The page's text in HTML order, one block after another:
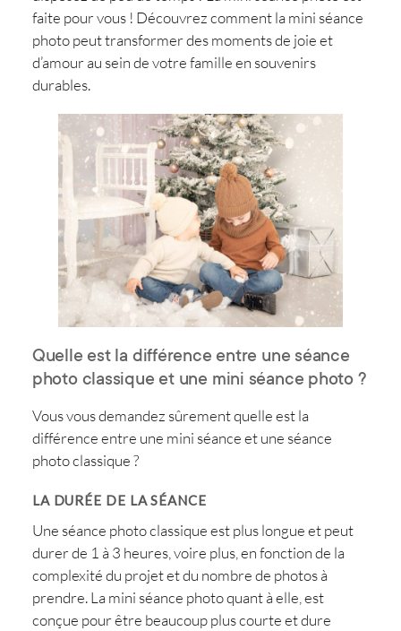
faite pour vous ! Découvrez comment la mini séance
photo peut transformer des moments de joie et
d’amour au sein de votre famille en souvenirs
durables.
Quelle est la différence entre une séance
photo classique et une mini séance photo ?
Vous vous demandez sûrement quelle est la
différence entre une mini séance et une séance
photo classique ?
LA DURÉE DE LA SÉANCE
Une séance photo classique est plus longue et peut
durer de 1 à 3 heures, voire plus, en fonction de la
complexité du projet et du nombre de photos à
prendre. La mini séance photo quant à elle, est
conçue pour être beaucoup plus courte et dure